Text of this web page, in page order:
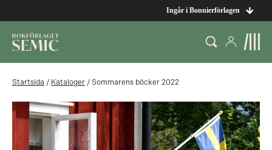
Ingår i Bonnierförlagen
Startsida / Kataloger / Sommarens böcker 2022